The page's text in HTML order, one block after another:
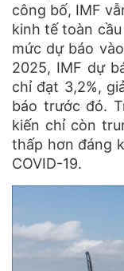
công bố, IMF
kinh tế toàn
mức dự báo
2025, IMF dự
chỉ đạt 3,2%,
báo trước đó.
kiến chỉ còn
thấp hơn đáng
COVID-19.